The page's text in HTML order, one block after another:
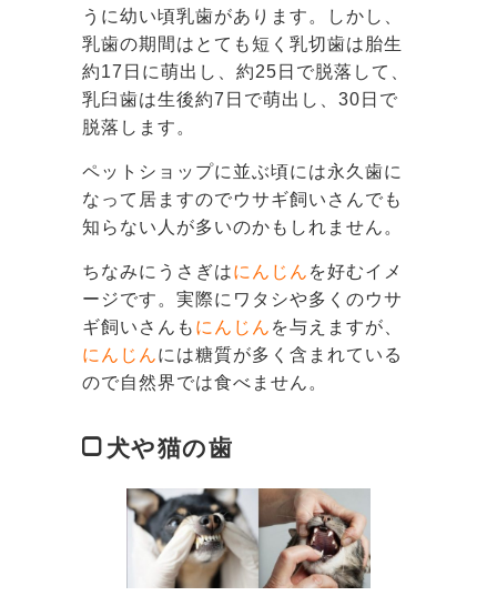
うに幼い頃乳歯があります。しかし、
乳歯の期間はとても短く乳切歯は胎生
約17日に萌出し、約25日で脱落して、
乳臼歯は生後約7日で萌出し、30日で
脱落します。
ペットショップに並ぶ頃には永久歯に
なって居ますのでウサギ飼いさんでも
知らない人が多いのかもしれません。
ちなみにうさぎはにんじん を好むイメ
ージです。実際にワタシや多くのウサ
ギ飼いさんも にんじん を与えますが、
にんじんには糖質が多く含まれている
ので自然界では食べません。
犬や猫の歯